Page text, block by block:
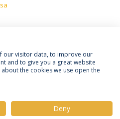
our visitor data, to improve our
and to give you a great website
the cookies we use open the
Deny